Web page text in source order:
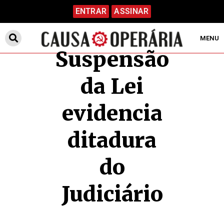
ENTRAR ASSINAR
MENU
Suspensão
da Lei
evidencia
ditadura
do
Judiciário